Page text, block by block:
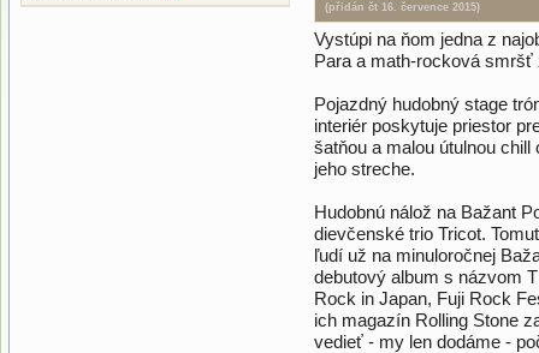
(přidán čt 16. července 2015)
Vystúpi na ňom jedna z
Para a math-rocková smršť
Pojazdný hudobný stage
interiér poskytuje priestor
šatňou a malou útulnou chill
jeho streche.
Hudobnú nálož na Bažant
dievčenské trio Tricot.
ľudí už na minuloročnej
debutový album s názvom
Rock in Japan, Fuji Rock
ich magazín Rolling Stone
vedieť - my len dodáme -